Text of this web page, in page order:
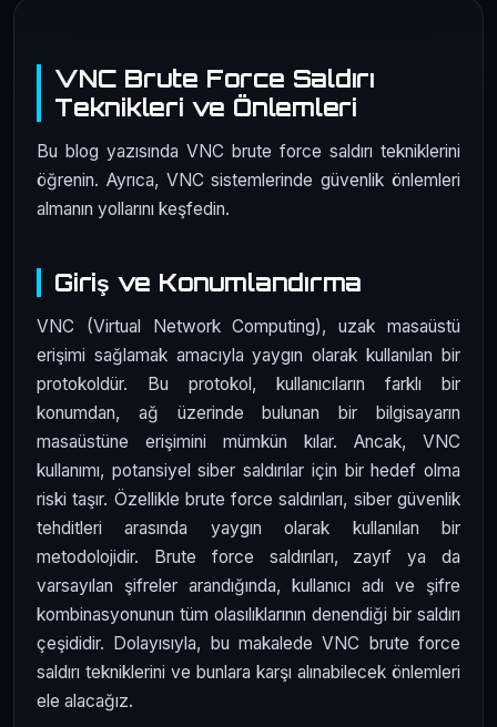
VNC Brute Force Saldırı
Teknikleri ve Önlemleri
Bu blog yazısında VNC brute force saldırı tekniklerini
öğrenin. Ayrıca, VNC sistemlerinde güvenlik önlemleri
almanın yollarını keşfedin.
Giriş ve Konumlandırma
VNC (Virtual Network Computing), uzak masaüstü
erişimi sağlamak amacıyla yaygın olarak kullanılan bir
protokoldür. Bu protokol, kullanıcıların farklı bir
konumdan, ağ üzerinde bulunan bir bilgisayarın
masaüstüne erişimini mümkün kılar. Ancak, VNC
kullanımı, potansiyel siber saldırılar için bir hedef olma
riski taşır. Özellikle brute force saldırıları, siber güvenlik
tehditleri arasında yaygın olarak kullanılan bir
metodolojidir. Brute force saldırıları, zayıf ya da
varsayılan şifreler arandığında, kullanıcı adı ve şifre
kombinasyonunun tüm olasılıklarının denendiği bir saldırı
çeşididir. Dolayısıyla, bu makalede VNC brute force
saldırı tekniklerini ve bunlara karşı alınabilecek önlemleri
ele alacağız.